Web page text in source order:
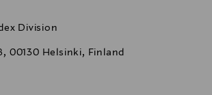
Division
00130 Helsinki, Finland